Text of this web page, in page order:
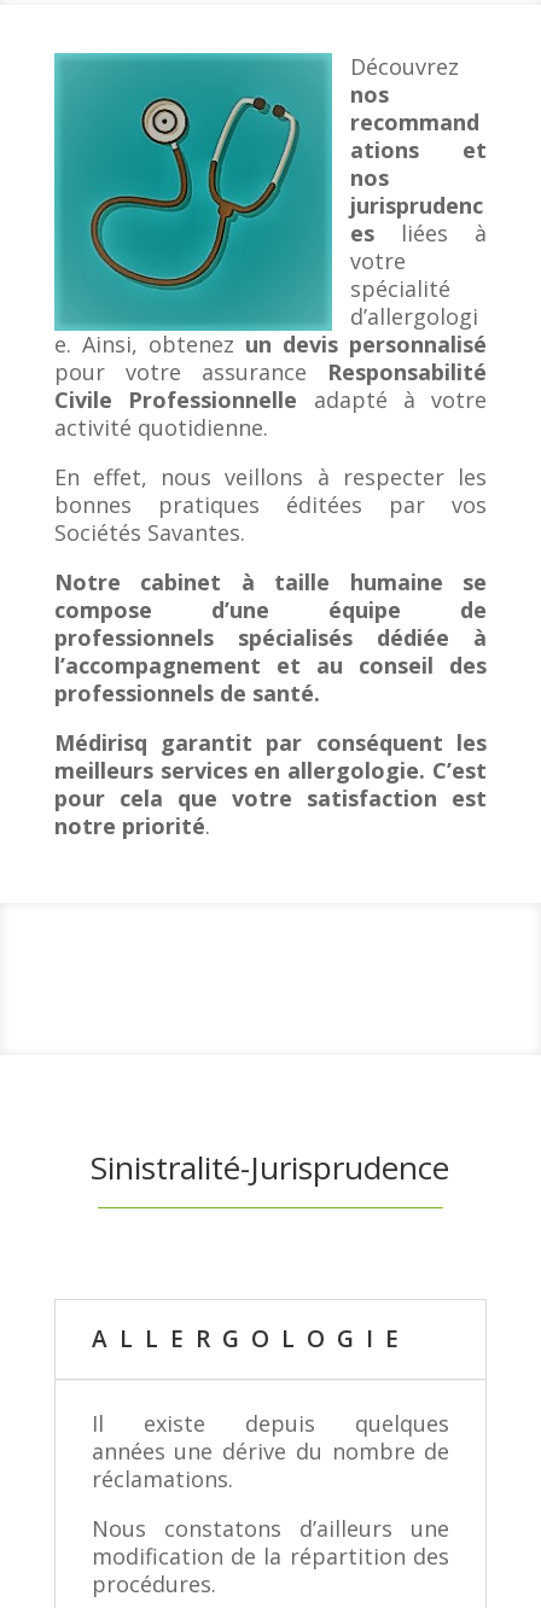
Découvrez
nos
recommand
ations et
nos
jurisprudenc
esliées à
votre
spécialité
d’allergologi
e. Ainsi, obtenez un devis personnalisé
pour votre assurance Responsabilité
Civile Professionnelle adapté à votre
activité quotidienne.
En effet, nous veillons à respecter les
bonnes pratiques éditées par vos
Sociétés Savantes.
Notre cabinet à taille humaine se
compose d’une équipe de
professionnels spécialisés dédiée à
l’accompagnement et au conseil des
professionnels de santé.
Médirisq garantit par conséquent les
meilleurs services en allergologie. C’est
pour cela que votre satisfaction est
notre priorité.
Sinistralité-Jurisprudence
ALLERGOLOGIE
Il existe depuis quelques
années une dérive du nombre de
réclamations.
Nous constatons d’ailleurs une
modification de la répartition des
procédures.